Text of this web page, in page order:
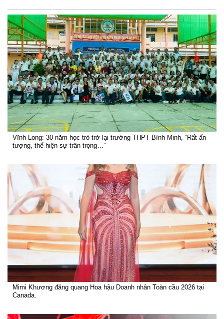
Vĩnh Long: 30 năm học trò trở lại trường THPT Bình Minh, “Rất ấn
tượng, thể hiện sự trân trọng…”
Mimi Khương đăng quang Hoa hậu Doanh nhân Toàn cầu 2026 tại
Canada.